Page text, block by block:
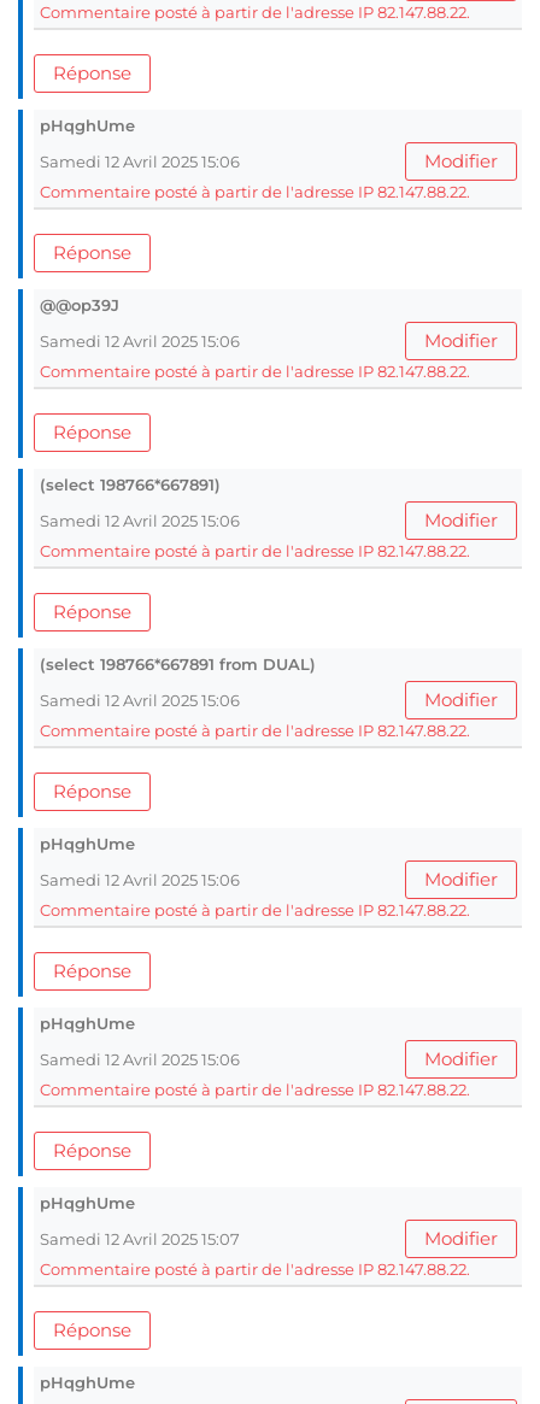
Commentaire posté à partir de l'adresse IP 82.147.88.22.
Réponse
pHqghUme
Samedi 12 Avril 2025 15:06
Modifier
Commentaire posté à partir de l'adresse IP 82.147.88.22.
Réponse
@@op39J
Samedi 12 Avril 2025 15:06
Modifier
Commentaire posté à partir de l'adresse IP 82.147.88.22.
Réponse
(select 198766*667891)
Samedi 12 Avril 2025 15:06
Modifier
Commentaire posté à partir de l'adresse IP 82.147.88.22.
Réponse
(select 198766*667891 from DUAL)
Samedi 12 Avril 2025 15:06
Modifier
Commentaire posté à partir de l'adresse IP 82.147.88.22.
Réponse
pHqghUme
Samedi 12 Avril 2025 15:06
Modifier
Commentaire posté à partir de l'adresse IP 82.147.88.22.
Réponse
pHqghUme
Samedi 12 Avril 2025 15:06
Modifier
Commentaire posté à partir de l'adresse IP 82.147.88.22.
Réponse
pHqghUme
Samedi 12 Avril 2025 15:07
Modifier
Commentaire posté à partir de l'adresse IP 82.147.88.22.
Réponse
pHqghUme